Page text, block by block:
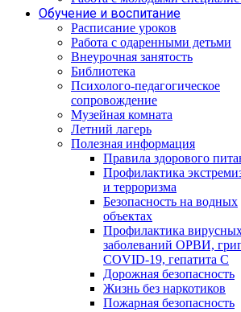
Обучение и воспитание
Расписание уроков
Работа с одаренными детьми
Внеурочная занятость
Библиотека
Психолого-педагогическое
сопровождение
Музейная комната
Летний лагерь
Полезная информация
Правила здорового
Профилактика
и терроризма
Безопасность на водных
объектах
Профилактика
заболеваний ОРВИ,
COVID-19, гепатита С
Дорожная безопасность
Жизнь без наркотиков
Пожарная безопасность